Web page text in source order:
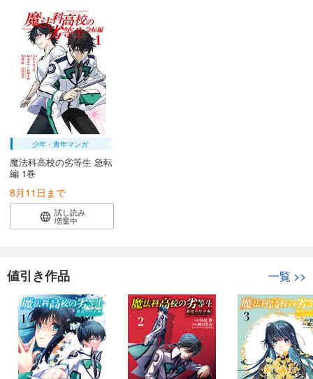
少年・青年マンガ
魔法科高校の劣等生 急転
編 1巻
8月11日まで
試し読み
増量中
値引き作品 一覧 >>